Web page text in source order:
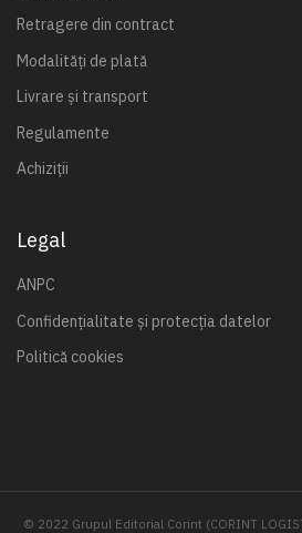
Retragere din contract
Modalități de plată
Livrare și transport
Regulamente
Achiziții
Legal
ANPC
Confidențialitate și protecția datelor
Politică cookies
© 2022 Grupul Editorial Corint (CORINT